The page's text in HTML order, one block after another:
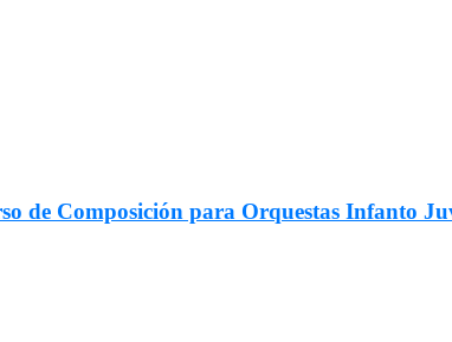
Composición para Orquestas Infanto